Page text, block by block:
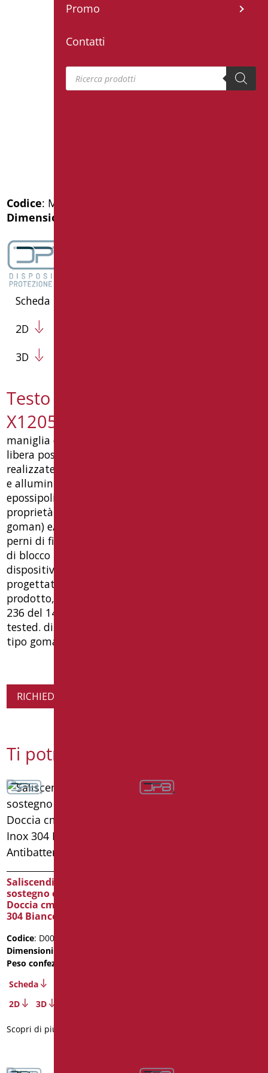
Codice: MIA-X12050SDF/31
Dimensioni
Scheda Tecnica
2D
3D
Testo capitolato MIA-
X12050SDF/31
maniglia di sicurezza cm 50x120 con verticale a
libera posizione, costituita da sei componenti,
realizzate in tubo acciaio inox aisi304 ø32x1,5 mm
e alluminio, rivestita con materiale antiusura
epossipoliestere (colori 08, 09, 30, 31 e 37: con
proprietà antibatteriche dei sali d'argento, bio-
goman) e/o rivestimento galvanico, completa di
perni di fissaggio a muro in alluminio e grano m6
di blocco in acciaio. complementi cromati. • dpb-
dispositivo protezione bagno, garanzia 10 anni,
progettato secondo requisiti ue sicurezza
prodotto, conforme norma uni en iso 21856 e dm
236 del 14/06/89. capacità di carico 150 kg. tüv
tested. dimensione mm 1240(h) x 500(l) x 87(p).
tipo goman codice mia-x12050sdf/xx
RICHIEDI INFORMAZIONI SUL PRODOTTO
Ti potrebbe interessare
Saliscendi Doccia di
sostegno e Saliscendi
Doccia cm. 60X120 – Inox
304 Bianco Antibatterico
Codice: D0032B/01
Dimensioni
Peso confezione
Scheda
2D
3D
Scopri di più
Promo
Contatti
Products search